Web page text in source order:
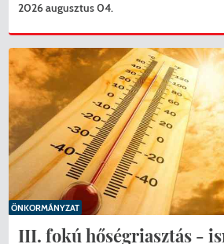
2026 augusztus 04.
III. fokú hőségriasztás -
ÖNKORMÁNYZAT